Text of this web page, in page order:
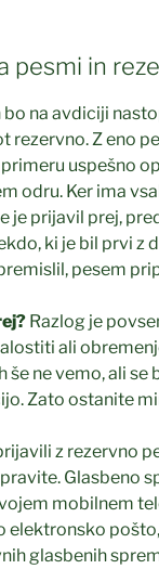
pesmi in
na avdiciji
rezervno. Z eno
uspešno
odru. Ker ima
je prijavil prej,
ki je bil prvi z
pesem
Razlog je
ali
še ne vemo, ali se
Zato ostanite
z rezervno
Glasbeno
mobilnem
elektronsko
glasbenih